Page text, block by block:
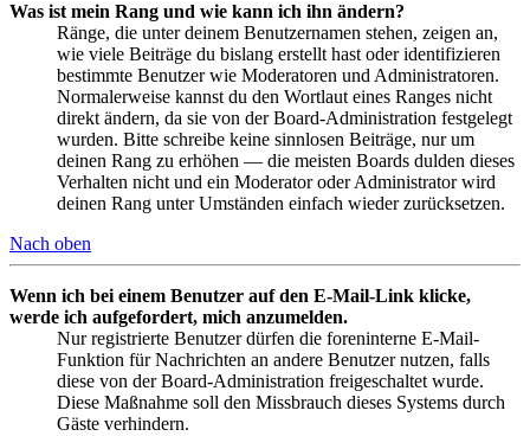
Was ist mein Rang und wie kann ich ihn ändern?
Ränge, die unter deinem Benutzernamen stehen, zeigen an,
wie viele Beiträge du bislang erstellt hast oder identifizieren
bestimmte Benutzer wie Moderatoren und Administratoren.
Normalerweise kannst du den Wortlaut eines Ranges nicht
direkt ändern, da sie von der Board-Administration festgelegt
wurden. Bitte schreibe keine sinnlosen Beiträge, nur um
deinen Rang zu erhöhen — die meisten Boards dulden dieses
Verhalten nicht und ein Moderator oder Administrator wird
deinen Rang unter Umständen einfach wieder zurücksetzen.
Nach oben
Wenn ich bei einem Benutzer auf den E-Mail-Link klicke,
werde ich aufgefordert, mich anzumelden.
Nur registrierte Benutzer dürfen die foreninterne E-Mail-
Funktion für Nachrichten an andere Benutzer nutzen, falls
diese von der Board-Administration freigeschaltet wurde.
Diese Maßnahme soll den Missbrauch dieses Systems durch
Gäste verhindern.